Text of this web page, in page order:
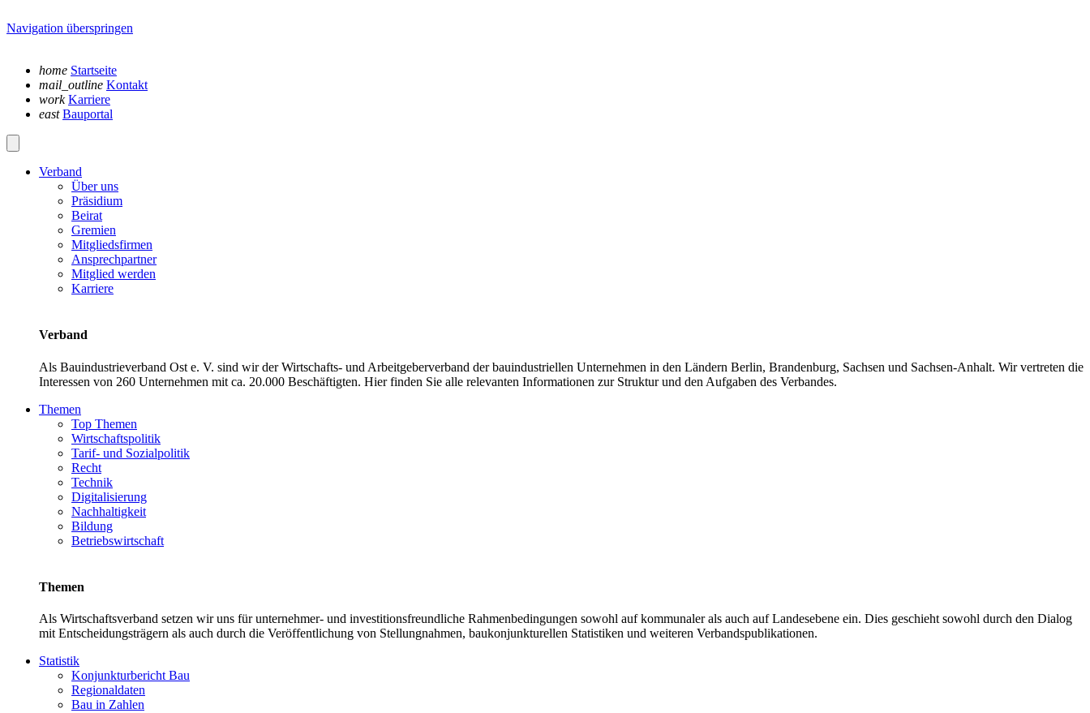
Navigation überspringen
home Startseite
mail_outline Kontakt
work Karriere
east Bauportal
Verband
Über uns
Präsidium
Beirat
Gremien
Mitgliedsfirmen
Ansprechpartner
Mitglied werden
Karriere
Verband
Als Bauindustrieverband Ost e. V. sind wir der Wirtschafts- und Arbeitgeberverband der bauindustriellen Unternehmen in den Ländern Berlin, Brandenburg, Sachsen und Sachsen-Anhalt. Wir vertreten die
Interessen von 260 Unternehmen mit ca. 20.000 Beschäftigten. Hier finden Sie alle relevanten Informationen zur Struktur und den Aufgaben des Verbandes.
Themen
Top Themen
Wirtschaftspolitik
Tarif- und Sozialpolitik
Recht
Technik
Digitalisierung
Nachhaltigkeit
Bildung
Betriebswirtschaft
Themen
Als Wirtschaftsverband setzen wir uns für unternehmer- und investitionsfreundliche Rahmenbedingungen sowohl auf kommunaler als auch auf Landesebene ein. Dies geschieht sowohl durch den Dialog
mit Entscheidungsträgern als auch durch die Veröffentlichung von Stellungnahmen, baukonjunkturellen Statistiken und weiteren Verbandspublikationen.
Statistik
Konjunkturbericht Bau
Regionaldaten
Bau in Zahlen